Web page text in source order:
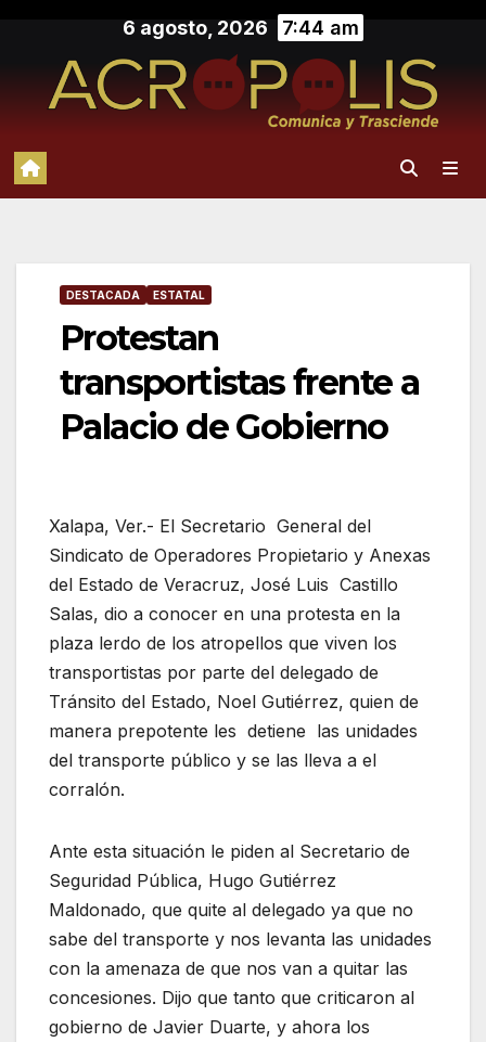
contenido
6 agosto, 2026 7:44 am
DESTACADA ESTATAL
Protestan
transportistas frente a
Palacio de Gobierno
Xalapa, Ver.- El Secretario General del
Sindicato de Operadores Propietario y Anexas
del Estado de Veracruz, José Luis Castillo
Salas, dio a conocer en una protesta en la
plaza lerdo de los atropellos que viven los
transportistas por parte del delegado de
Tránsito del Estado, Noel Gutiérrez, quien de
manera prepotente les detiene las unidades
del transporte público y se las lleva a el
corralón.
Ante esta situación le piden al Secretario de
Seguridad Pública, Hugo Gutiérrez
Maldonado, que quite al delegado ya que no
sabe del transporte y nos levanta las unidades
con la amenaza de que nos van a quitar las
concesiones. Dijo que tanto que criticaron al
gobierno de Javier Duarte, y ahora los